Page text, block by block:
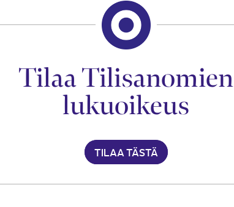
Tilaa Tilisanomien
lukuoikeus
TILAA TÄSTÄ